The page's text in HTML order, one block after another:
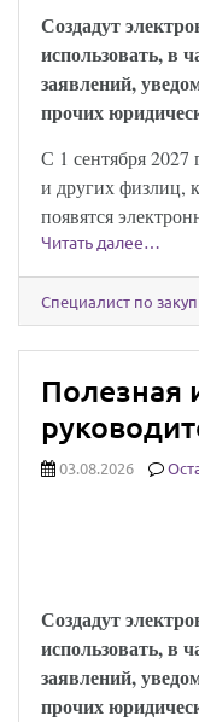
Создадут
использовать, в
заявлений,
прочих
С 1 сентября
и других физлиц,
появятся
Читать далее…
Специалист по
Полезная
03.08.2026
Создадут
использовать, в
заявлений,
прочих